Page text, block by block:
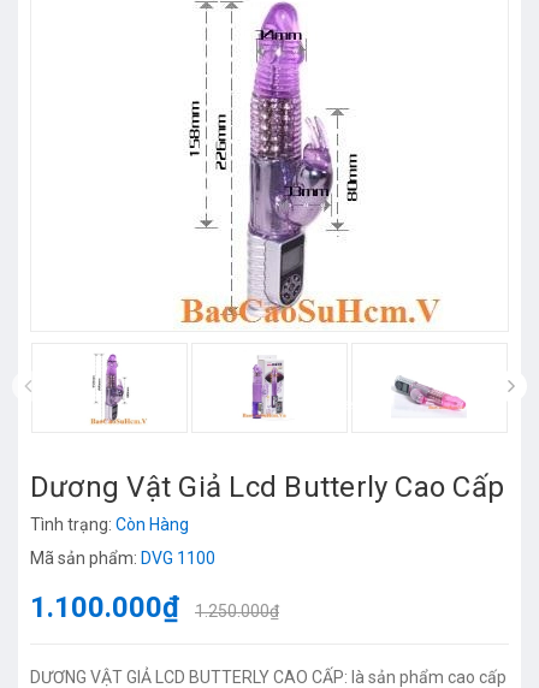
Dương Vật Giả Lcd Butterly Cao Cấp
Tình trạng: Còn Hàng
Mã sản phẩm: DVG 1100
1.100.000₫ 1.250.000₫
DƯƠNG VẬT GIẢ LCD BUTTERLY CAO CẤP: là sản phẩm cao cấp